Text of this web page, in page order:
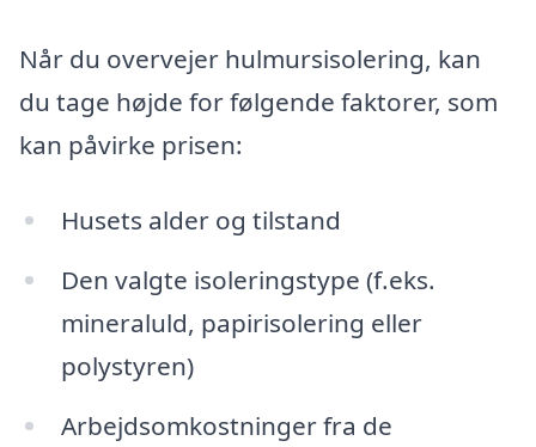
Når du overvejer hulmursisolering, kan
du tage højde for følgende faktorer, som
kan påvirke prisen:
Husets alder og tilstand
Den valgte isoleringstype (f.eks.
mineraluld, papirisolering eller
polystyren)
Arbejdsomkostninger fra de